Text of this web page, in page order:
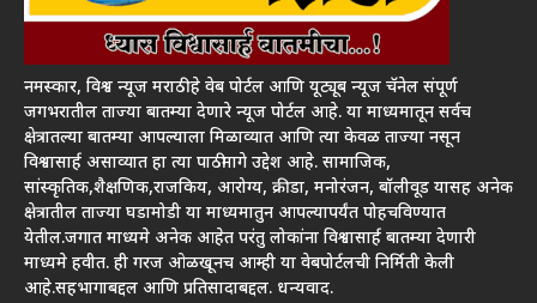
नमस्कार, विश्व न्यूज मराठी हे वेब पोर्टल आणि यूट्यूब न्यूज चॅनेल संपूर्ण
जगभरातील ताज्या बातम्या देणारे न्यूज पोर्टल आहे. या माध्यमातून सर्वच
क्षेत्रातल्या बातम्या आपल्याला मिळाव्यात आणि त्या केवळ ताज्या नसून
विश्वासार्ह असाव्यात हा त्या पाठीमागे उद्देश आहे. सामाजिक,
सांस्कृतिक,शैक्षणिक,राजकिय, आरोग्य, क्रीडा, मनोरंजन, बॉलीवूड यासह अनेक
क्षेत्रातील ताज्या घडामोडी या माध्यमातुन आपल्यापर्यंत पोहचविण्यात
येतील.जगात माध्यमे अनेक आहेत परंतु लोकांना विश्वासार्ह बातम्या देणारी
माध्यमे हवीत. ही गरज ओळखूनच आम्ही या वेबपोर्टलची निर्मिती केली
आहे.सहभागाबद्दल आणि प्रतिसादाबद्दल. धन्यवाद.